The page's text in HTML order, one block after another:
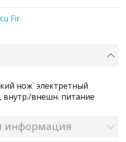
Fir
нож` электретный
внутр./внешн. питание
информация